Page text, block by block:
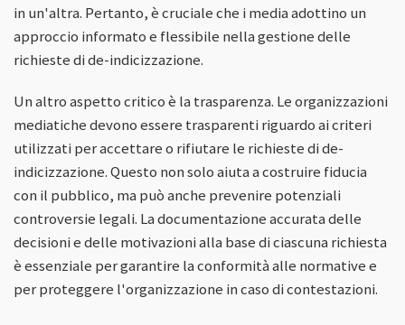
in un'altra. Pertanto, è cruciale che i media adottino un
approccio informato e flessibile nella gestione delle
richieste di de-indicizzazione.
Un altro aspetto critico è la trasparenza. Le organizzazioni
mediatiche devono essere trasparenti riguardo ai criteri
utilizzati per accettare o rifiutare le richieste di de-
indicizzazione. Questo non solo aiuta a costruire fiducia
con il pubblico, ma può anche prevenire potenziali
controversie legali. La documentazione accurata delle
decisioni e delle motivazioni alla base di ciascuna richiesta
è essenziale per garantire la conformità alle normative e
per proteggere l'organizzazione in caso di contestazioni.